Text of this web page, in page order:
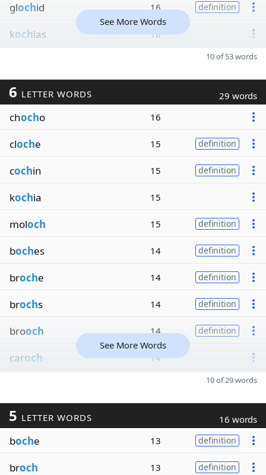
glochid 16 definition
kochias 16
See More Words
10 of 53 words
6 LETTER WORDS 29 words
chocho 16
cloche 15 definition
cochin 15 definition
kochia 15
moloch 15 definition
boches 14 definition
broche 14 definition
brochs 14 definition
brooch 14 definition
caroch 14
See More Words
10 of 29 words
5 LETTER WORDS 16 words
boche 13 definition
broch 13 definition